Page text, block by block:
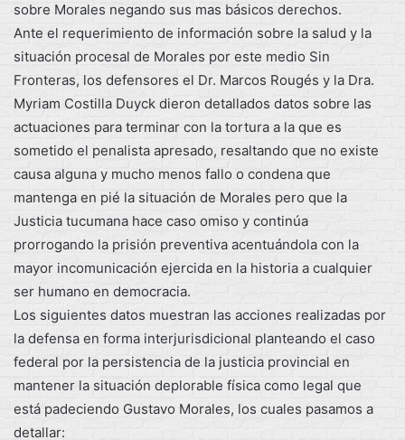
sobre Morales negando sus mas básicos derechos.
Ante el requerimiento de información sobre la salud y la
situación procesal de Morales por este medio Sin
Fronteras, los defensores el Dr. Marcos Rougés y la Dra.
Myriam Costilla Duyck dieron detallados datos sobre las
actuaciones para terminar con la tortura a la que es
sometido el penalista apresado, resaltando que no existe
causa alguna y mucho menos fallo o condena que
mantenga en pié la situación de Morales pero que la
Justicia tucumana hace caso omiso y continúa
prorrogando la prisión preventiva acentuándola con la
mayor incomunicación ejercida en la historia a cualquier
ser humano en democracia.
Los siguientes datos muestran las acciones realizadas por
la defensa en forma interjurisdicional planteando el caso
federal por la persistencia de la justicia provincial en
mantener la situación deplorable física como legal que
está padeciendo Gustavo Morales, los cuales pasamos a
detallar: